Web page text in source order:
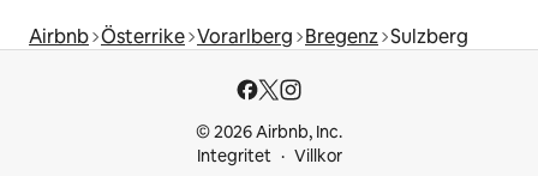
Airbnb Österrike Vorarlberg Bregenz Sulzberg
© 2026 Airbnb, Inc.
Integritet
Villkor